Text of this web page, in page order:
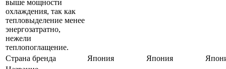
выше мощности
охлаждения, так как
тепловыделение менее
энергозатратно,
нежели
теплопоглащение.
Страна бренда Япония Япония